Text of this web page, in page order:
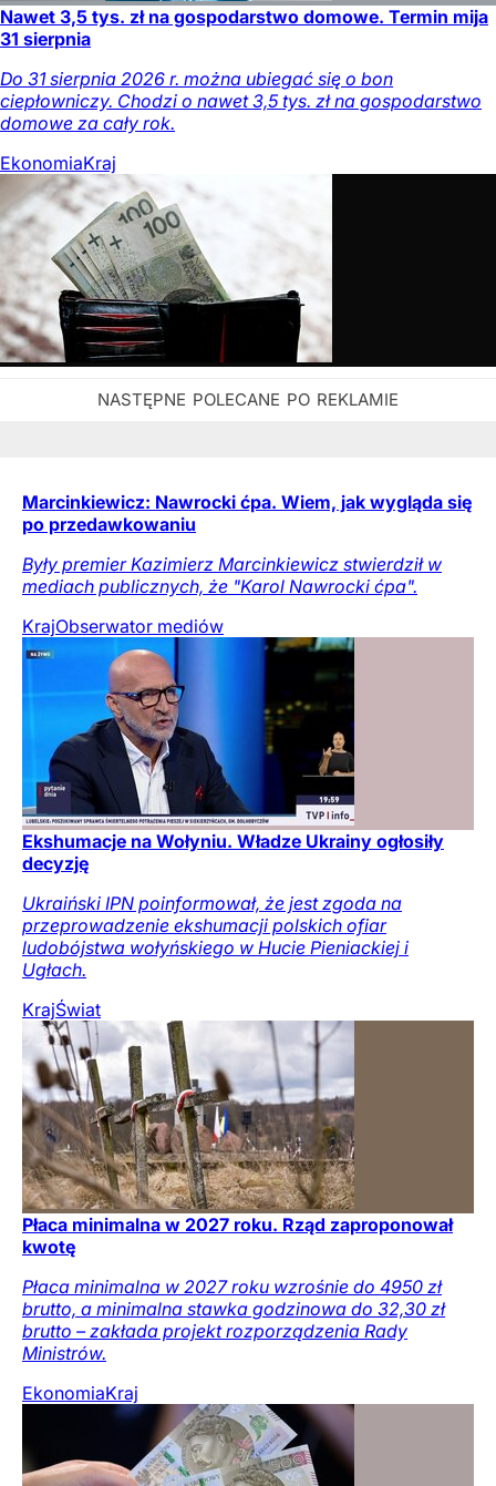
Nawet 3,5 tys. zł na gospodarstwo domowe. Termin mija
31 sierpnia
Do 31 sierpnia 2026 r. można ubiegać się o bon
ciepłowniczy. Chodzi o nawet 3,5 tys. zł na gospodarstwo
domowe za cały rok.
EkonomiaKraj
Marcinkiewicz: Nawrocki ćpa. Wiem, jak wygląda się
po przedawkowaniu
Były premier Kazimierz Marcinkiewicz stwierdził w
mediach publicznych, że "Karol Nawrocki ćpa".
KrajObserwator mediów
Ekshumacje na Wołyniu. Władze Ukrainy ogłosiły
decyzję
Ukraiński IPN poinformował, że jest zgoda na
przeprowadzenie ekshumacji polskich ofiar
ludobójstwa wołyńskiego w Hucie Pieniackiej i
Ugłach.
KrajŚwiat
Płaca minimalna w 2027 roku. Rząd zaproponował
kwotę
Płaca minimalna w 2027 roku wzrośnie do 4950 zł
brutto, a minimalna stawka godzinowa do 32,30 zł
brutto – zakłada projekt rozporządzenia Rady
Ministrów.
EkonomiaKraj